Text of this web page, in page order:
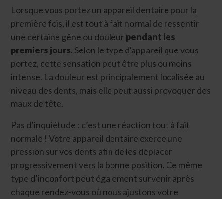
Lorsque vous portez un appareil dentaire pour la
première fois, il est tout à fait normal de ressentir
une certaine gêne ou douleur pendant les
premiers jours. Selon le type d'appareil que vous
portez, cette sensation peut être plus ou moins
intense. La douleur est principalement localisée au
niveau des dents, mais elle peut aussi provoquer des
maux de tête.
Pas d’inquiétude : c’est une réaction tout à fait
normale ! Votre appareil dentaire exerce une
pression sur vos dents afin de les déplacer
progressivement vers la bonne position. Ce même
type d’inconfort peut également survenir après
chaque rendez-vous où nous ajustons votre